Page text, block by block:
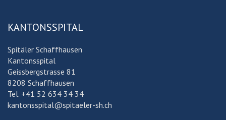
KANTONSSPITAL
Spitäler Schaffhausen
Kantonsspital
Geissbergstrasse 81
8208 Schaffhausen
Tel. +41 52 634 34 34
kantonsspital@spitaeler-sh.ch